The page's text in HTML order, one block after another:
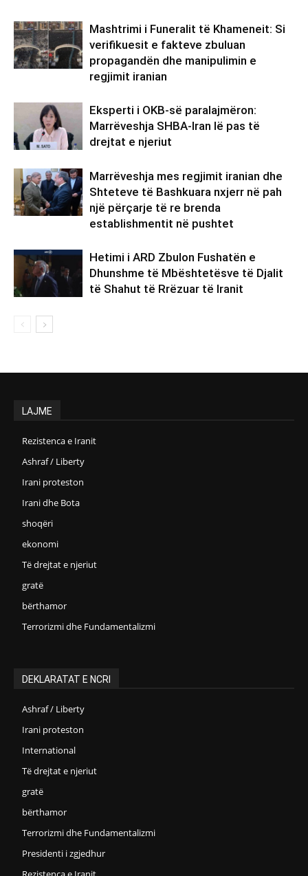
Mashtrimi i Funeralit të Khameneit: Si
verifikuesit e fakteve zbuluan
propagandën dhe manipulimin e
regjimit iranian
Eksperti i OKB-së paralajmëron:
Marrëveshja SHBA-Iran lë pas të
drejtat e njeriut
Marrëveshja mes regjimit iranian dhe
Shteteve të Bashkuara nxjerr në pah
një përçarje të re brenda
establishmentit në pushtet
Hetimi i ARD Zbulon Fushatën e
Dhunshme të Mbështetësve të Djalit
të Shahut të Rrëzuar të Iranit
LAJME
Rezistenca e Iranit
Ashraf / Liberty
Irani proteston
Irani dhe Bota
shoqëri
ekonomi
Të drejtat e njeriut
gratë
bërthamor
Terrorizmi dhe Fundamentalizmi
DEKLARATAT E NCRI
Ashraf / Liberty
Irani proteston
International
Të drejtat e njeriut
gratë
bërthamor
Terrorizmi dhe Fundamentalizmi
Presidenti i zgjedhur